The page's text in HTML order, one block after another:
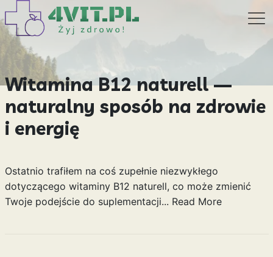
Witamina B12 naturell —
naturalny sposób na zdrowie
i energię
Ostatnio trafiłem na coś zupełnie niezwykłego
dotyczącego witaminy B12 naturell, co może zmienić
Twoje podejście do suplementacji... Read More